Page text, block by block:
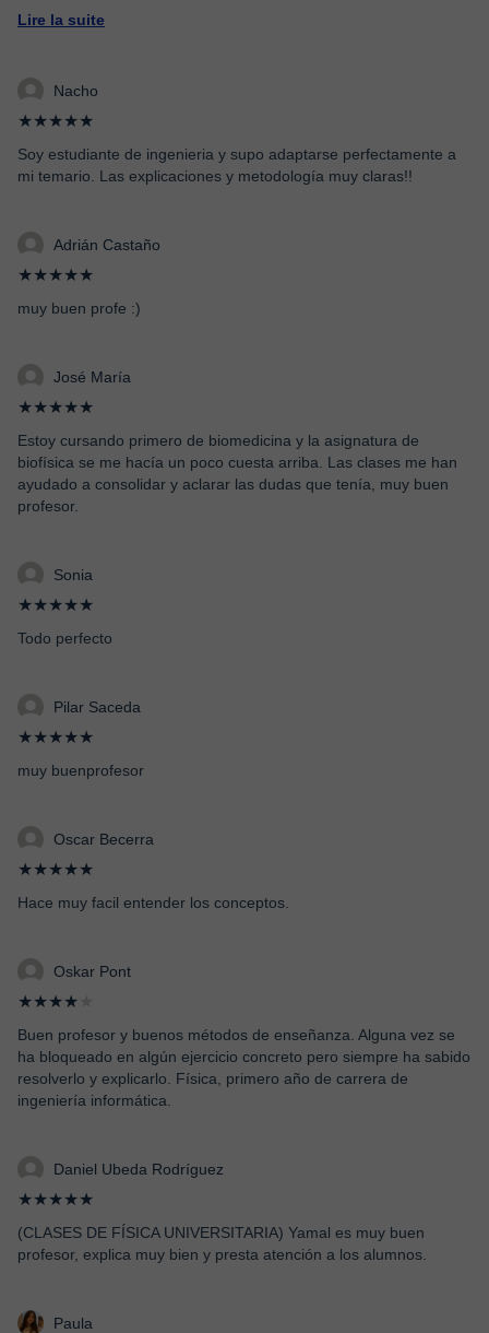
Lire la suite
Nacho
★★★★★
Soy estudiante de ingenieria y supo adaptarse perfectamente a
mi temario. Las explicaciones y metodología muy claras!!
Adrián Castaño
★★★★★
muy buen profe :)
José María
★★★★★
Estoy cursando primero de biomedicina y la asignatura de
biofísica se me hacía un poco cuesta arriba. Las clases me han
ayudado a consolidar y aclarar las dudas que tenía, muy buen
profesor.
Sonia
★★★★★
Todo perfecto
Pilar Saceda
★★★★★
muy buenprofesor
Oscar Becerra
★★★★★
Hace muy facil entender los conceptos.
Oskar Pont
★★★★
Buen profesor y buenos métodos de enseñanza. Alguna vez se
ha bloqueado en algún ejercicio concreto pero siempre ha sabido
resolverlo y explicarlo. Física, primero año de carrera de
ingeniería informática.
Daniel Ubeda Rodríguez
★★★★★
(CLASES DE FÍSICA UNIVERSITARIA) Yamal es muy buen
profesor, explica muy bien y presta atención a los alumnos.
Paula